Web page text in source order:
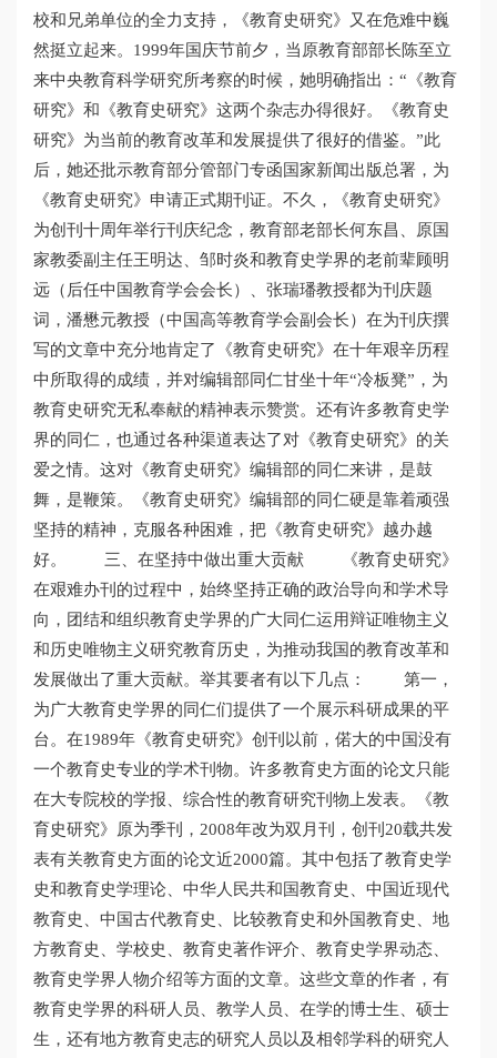
校和兄弟单位的全力支持，《教育史研究》又在危难中巍
然挺立起来。1999年国庆节前夕，当原教育部部长陈至立
来中央教育科学研究所考察的时候，她明确指出：“《教育
研究》和《教育史研究》这两个杂志办得很好。《教育史
研究》为当前的教育改革和发展提供了很好的借鉴。”此
后，她还批示教育部分管部门专函国家新闻出版总署，为
《教育史研究》申请正式期刊证。不久，《教育史研究》
为创刊十周年举行刊庆纪念，教育部老部长何东昌、原国
家教委副主任王明达、邹时炎和教育史学界的老前辈顾明
远（后任中国教育学会会长）、张瑞璠教授都为刊庆题
词，潘懋元教授（中国高等教育学会副会长）在为刊庆撰
写的文章中充分地肯定了《教育史研究》在十年艰辛历程
中所取得的成绩，并对编辑部同仁甘坐十年“冷板凳”，为
教育史研究无私奉献的精神表示赞赏。还有许多教育史学
界的同仁，也通过各种渠道表达了对《教育史研究》的关
爱之情。这对《教育史研究》编辑部的同仁来讲，是鼓
舞，是鞭策。《教育史研究》编辑部的同仁硬是靠着顽强
坚持的精神，克服各种困难，把《教育史研究》越办越
好。 三、在坚持中做出重大贡献 《教育史研究》
在艰难办刊的过程中，始终坚持正确的政治导向和学术导
向，团结和组织教育史学界的广大同仁运用辩证唯物主义
和历史唯物主义研究教育历史，为推动我国的教育改革和
发展做出了重大贡献。举其要者有以下几点： 第一，
为广大教育史学界的同仁们提供了一个展示科研成果的平
台。在1989年《教育史研究》创刊以前，偌大的中国没有
一个教育史专业的学术刊物。许多教育史方面的论文只能
在大专院校的学报、综合性的教育研究刊物上发表。《教
育史研究》原为季刊，2008年改为双月刊，创刊20载共发
表有关教育史方面的论文近2000篇。其中包括了教育史学
史和教育史学理论、中华人民共和国教育史、中国近现代
教育史、中国古代教育史、比较教育史和外国教育史、地
方教育史、学校史、教育史著作评介、教育史学界动态、
教育史学界人物介绍等方面的文章。这些文章的作者，有
教育史学界的科研人员、教学人员、在学的博士生、硕士
生，还有地方教育史志的研究人员以及相邻学科的研究人